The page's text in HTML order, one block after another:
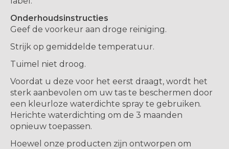
Onderhoudsinstructies
Geef de voorkeur aan droge reiniging.
Strijk op gemiddelde temperatuur.
Tuimel niet droog.
Voordat u deze voor het eerst draagt, wordt het
sterk aanbevolen om uw tas te beschermen door
een kleurloze waterdichte spray te gebruiken.
Herichte waterdichting om de 3 maanden
opnieuw toepassen.
Hoewel onze producten zijn ontworpen om